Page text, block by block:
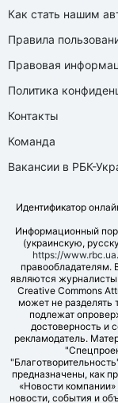
Как стать нашим
Правила
Правовая
Политика
Контакты
Команда
Вакансии в РБК-
Идентификатор
Информационный
(украинскую,
https://www.rbc.ua
правообладателям.
являются
Creative Commons
может не разделять
подлежат
достоверность и
рекламодатель.
предназначены, как
«Новости
новости, события и